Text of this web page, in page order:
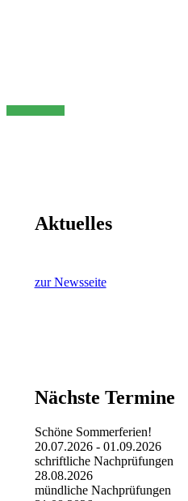
Aktuelles
zur Newsseite
Nächste Termine
Schöne Sommerferien!
20.07.2026 - 01.09.2026
schriftliche Nachprüfungen
28.08.2026
mündliche Nachprüfungen